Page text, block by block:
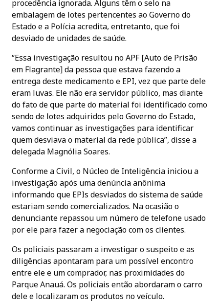
procedência ignorada. Alguns têm o selo na
embalagem de lotes pertencentes ao Governo do
Estado e a Polícia acredita, entretanto, que foi
desviado de unidades de saúde.
“Essa investigação resultou no APF [Auto de Prisão
em Flagrante] da pessoa que estava fazendo a
entrega deste medicamento e EPI, vez que parte dele
eram luvas. Ele não era servidor público, mas diante
do fato de que parte do material foi identificado como
sendo de lotes adquiridos pelo Governo do Estado,
vamos continuar as investigações para identificar
quem desviava o material da rede pública”, disse a
delegada Magnólia Soares.
Conforme a Civil, o Núcleo de Inteligência iniciou a
investigação após uma denúncia anônima
informando que EPIs desviados do sistema de saúde
estariam sendo comercializados. Na ocasião o
denunciante repassou um número de telefone usado
por ele para fazer a negociação com os clientes.
Os policiais passaram a investigar o suspeito e as
diligências apontaram para um possível encontro
entre ele e um comprador, nas proximidades do
Parque Anauá. Os policiais então abordaram o carro
dele e localizaram os produtos no veículo.